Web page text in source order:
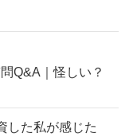
Q&A｜怪しい？
した私が感じた